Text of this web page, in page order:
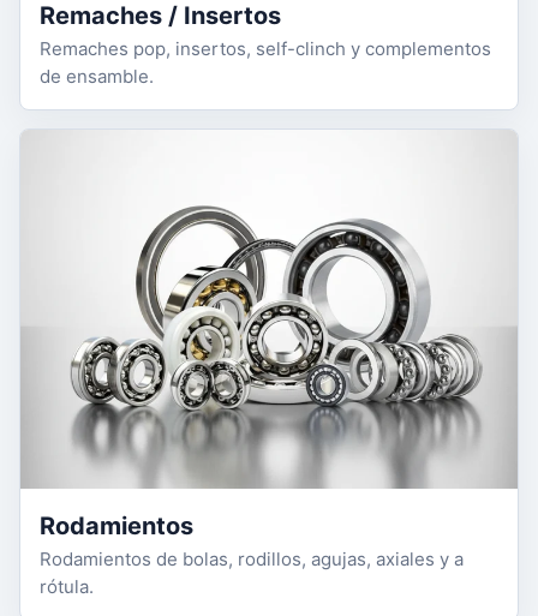
Remaches / Insertos
Remaches pop, insertos, self-clinch y complementos
de ensamble.
Rodamientos
Rodamientos de bolas, rodillos, agujas, axiales y a
rótula.